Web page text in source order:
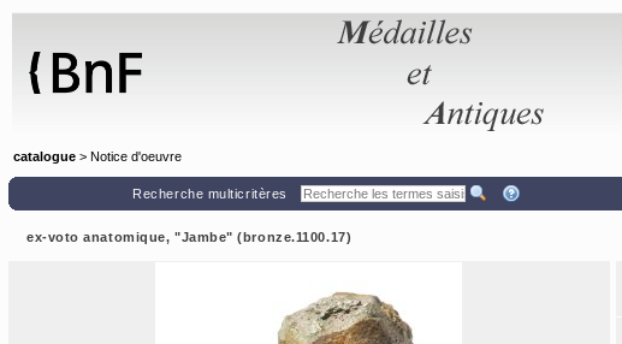
catalogue > Notice d'oeuvre
Recherche multicritères
ex-voto anatomique, "Jambe" (bronze.1100.17)